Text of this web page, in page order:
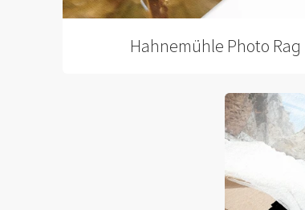
Hahnemühle Photo Rag